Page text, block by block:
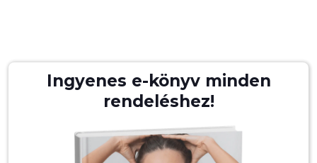
. Először vidd fel a
Savbázisú Fejbőrtisztítót hajmosás előtt,
száraz hajra, hagyd hatni 5-10 percig, majd
Használati gyakoriság:
Ingyenes e-könyv minden
rendeléshez!